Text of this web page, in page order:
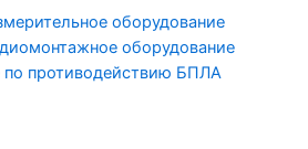
оборудование
оборудование
по противодействию БПЛА